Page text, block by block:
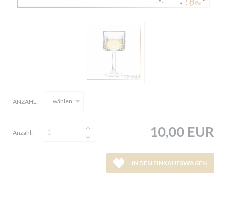
ANZAHL: wählen
Anzahl: 10,00 EUR
IN DEN EINKAUFSWAGEN